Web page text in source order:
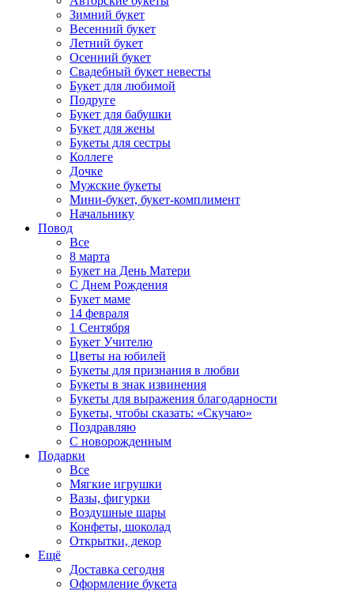
Зимний букет
Весенний букет
Летний букет
Осенний букет
Свадебный букет невесты
Букет для любимой
Подруге
Букет для бабушки
Букет для жены
Букеты для сестры
Коллеге
Дочке
Мужские букеты
Мини-букет, букет-комплимент
Начальнику
Повод
Все
8 марта
Букет на День Матери
С Днем Рождения
Букет маме
14 февраля
1 Сентября
Букет Учителю
Цветы на юбилей
Букеты для признания в любви
Букеты в знак извинения
Букеты для выражения благодарности
Букеты, чтобы сказать: «Скучаю»
Поздравляю
С новорожденным
Подарки
Все
Мягкие игрушки
Вазы, фигурки
Воздушные шары
Конфеты, шоколад
Открытки, декор
Ещё
Доставка сегодня
Оформление букета